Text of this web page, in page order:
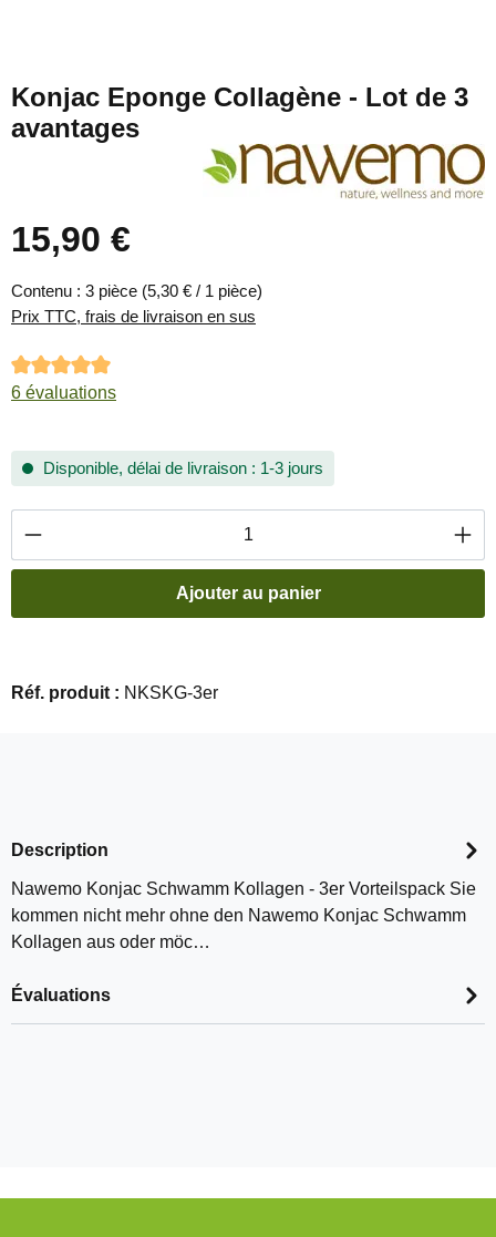
Konjac Eponge Collagène - Lot de 3
avantages
Prix régulier :
15,90 €
Contenu : 3 pièce (5,30 € / 1 pièce)
Prix TTC, frais de livraison en sus
Note moyenne de 5 sur 5 étoiles
6 évaluations
Disponible, délai de livraison : 1-3 jours
Quantité de produit : Entrez la quantité
Ajouter au panier
Réf. produit : NKSKG-3er
Description
Nawemo Konjac Schwamm Kollagen - 3er Vorteilspack Sie
kommen nicht mehr ohne den Nawemo Konjac Schwamm
Kollagen aus oder möc…
Évaluations